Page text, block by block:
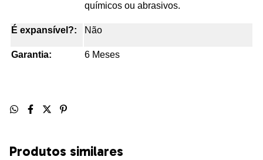
químicos ou abrasivos.
É expansível?: Não
Garantia: 6 Meses
Produtos similares